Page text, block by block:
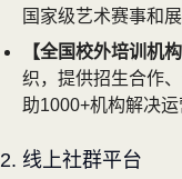
国家级艺术赛事和展
【全国校外培训机构
织，提供招生合作
助1000+机构解决运
2. 线上社群平台